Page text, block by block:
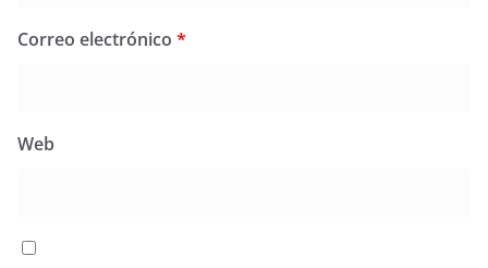
Correo electrónico *
Web